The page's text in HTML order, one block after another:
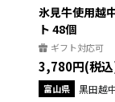
氷見牛使用越
ト 48個
ギフト対応可
3,780円(税
富山県 黒田越